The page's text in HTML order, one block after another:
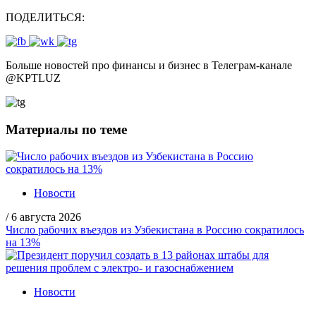
ПОДЕЛИТЬСЯ:
Больше новостей про финансы и бизнес в Телеграм-канале
@KPTLUZ
Материалы по теме
Новости
/ 6 августа 2026
Число рабочих въездов из Узбекистана в Россию сократилось
на 13%
Новости